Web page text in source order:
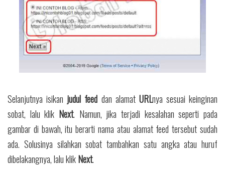
Selanjutnya isikan judul feed dan alamat URLnya sesuai keinginan
sobat, lalu klik Next. Namun, jika terjadi kesalahan seperti pada
gambar di bawah, itu berarti nama atau alamat feed tersebut sudah
ada. Solusinya silahkan sobat tambahkan satu angka atau huruf
dibelakangnya, lalu klikNext.